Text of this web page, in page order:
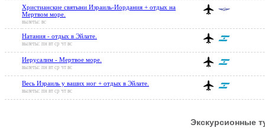
Христианские святыни Израиль-Иордания + отдых на
Мертвом море.
вылеты: вс
Натания - отдых в Эйлате.
вылеты: пн вт ср чт вс
Иерусалим - Мертвое море.
вылеты: пн вт ср чт вс
Весь Израиль у ваших ног + отдых в Эйлате.
вылеты: пн вт ср чт вс
Экскурсионные